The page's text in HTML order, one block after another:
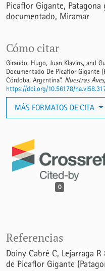
Picaflor Gigante Patagona
documentado Miramar
Cómo citar
Giraudo, Hugo, Juan Klavins, and
Documentado De Picaflor Gigante
Córdoba, Argentina”. Nuestras Aves
https://doi.org/10.56178/
MÁS FORMATOS DE CITA
0
Referencias
Doiny Cabré C, Lejarraga
de Picaflor Gigante